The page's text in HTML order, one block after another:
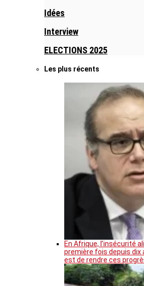
Idées
Interview
ELECTIONS 2025
Les plus récents
En Afrique, l’insécurité
première fois depuis dix
est de rendre ces